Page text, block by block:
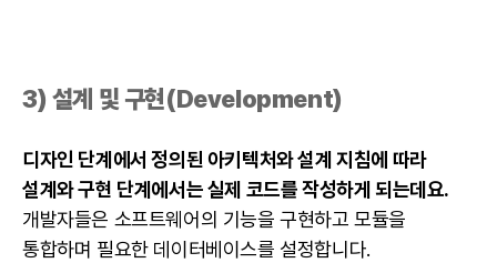
3) 설계 및 구현(Development)
디자인 단계에서 정의된 아키텍처와 설계 지침에 따라
설계와 구현 단계에서는 실제 코드를 작성하게 되는데요.
개발자들은 소프트웨어의 기능을 구현하고 모듈을
통합하며 필요한 데이터베이스를 설정합니다.